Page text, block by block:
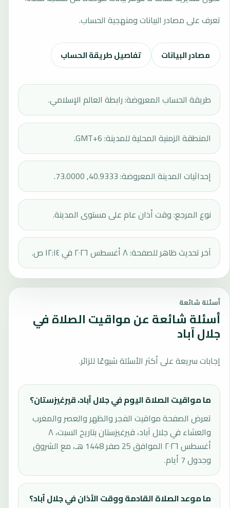
تعرف على مصادر البيانات ومنهجية الحساب.
مصادر البيانات تفاصيل طريقة الحساب
طريقة الحساب المعروضة: رابطة العالم الإسلامي.
المنطقة الزمنية المحلية للمدينة: GMT+6.
إحداثيات المدينة المعروضة: 40.9333, 73.0000.
نوع المرجع: وقت أذان عام على مستوى المدينة.
آخر تحديث ظاهر للصفحة: ٨ أغسطس ٢٠٢٦ في ١٢:١٤ ص.
أسئلة شائعة
أسئلة شائعة عن مواقيت الصلاة في
جلال آباد
إجابات سريعة على أكثر الأسئلة شيوعًا للزائر.
ما مواقيت الصلاة اليوم في جلال آباد، قيرغيزستان؟
تعرض الصفحة مواقيت الفجر والظهر والعصر والمغرب
والعشاء في جلال آباد، قيرغيزستان بتاريخ السبت، ٨
أغسطس ٢٠٢٦ الموافق 25 صفر 1448 هـ، مع الشروق
وجدول 7 أيام.
ما موعد الصلاة القادمة ووقت الأذان في جلال آباد؟